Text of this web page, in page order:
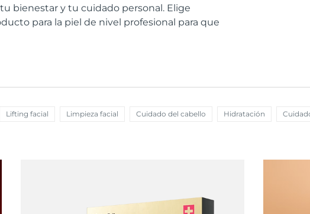
bienestar y tu cuidado personal. Elige
para la piel de nivel profesional para que
Lifting facial Limpieza facial Cuidado del cabello Hidratación